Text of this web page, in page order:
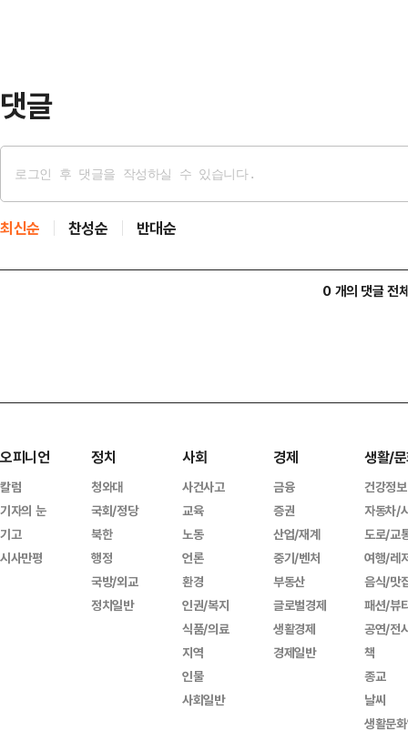
댓글
최신순 찬성순 반대순
0 개의 댓글 전
오피니언
칼럼
기자의 눈
기고
시사만평
정치
청와대
국회/정당
북한
행정
국방/외교
정치일반
사회
사건사고
교육
노동
언론
환경
인권/복지
식품/의료
지역
인물
사회일반
경제
금융
증권
산업/재계
중기/벤처
부동산
글로벌경제
생활경제
경제일반
생활/
건강정보
자동차/
도로/교
여행/레
음식/맛
패션/뷰
공연/전
책
종교
날씨
생활문